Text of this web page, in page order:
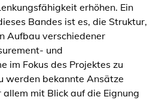
erhöhen. Ein
Bandes ist es, die Struktur,
Aufbau verschiedener
und
im Fokus des Projektes zu
werden bekannte Ansätze
mit Blick auf die Eignung